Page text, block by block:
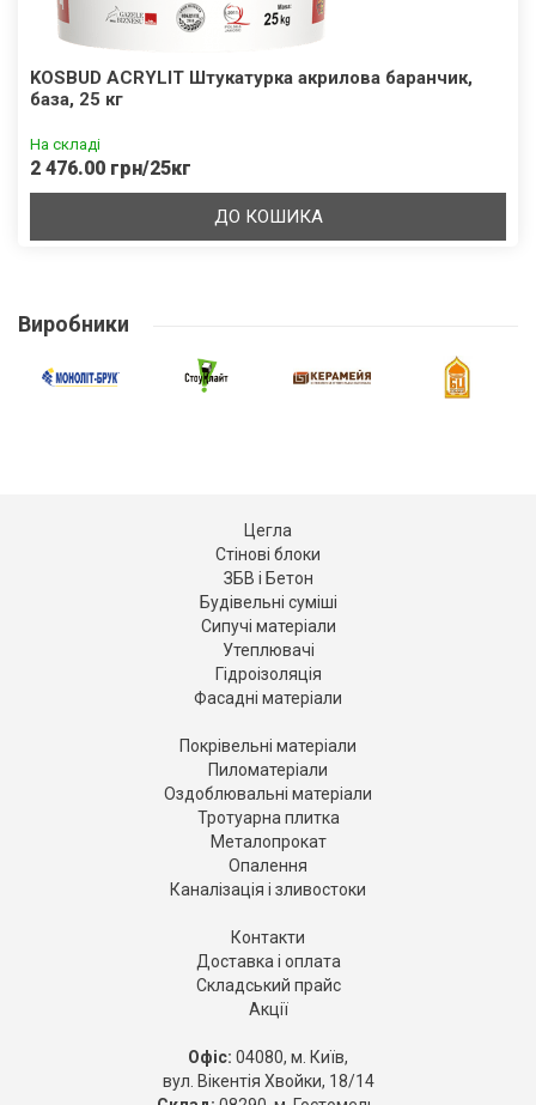
KOSBUD ACRYLIT Штукатурка акрилова баранчик,
база, 25 кг
На складі
2 476.00 грн/25кг
ДО КОШИКА
Виробники
Цегла
Стінові блоки
ЗБВ і Бетон
Будівельні суміші
Сипучі матеріали
Утеплювачі
Гідроізоляція
Фасадні матеріали
Покрівельні матеріали
Пиломатеріали
Оздоблювальні матеріали
Тротуарна плитка
Металопрокат
Опалення
Каналізація і зливостоки
Контакти
Доставка і оплата
Складський прайс
Акції
Офіс: 04080, м. Київ,
вул. Вікентія Хвойки, 18/14